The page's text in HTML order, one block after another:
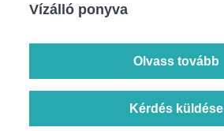
Vízálló ponyva
Olvass tovább
Kérdés küldése